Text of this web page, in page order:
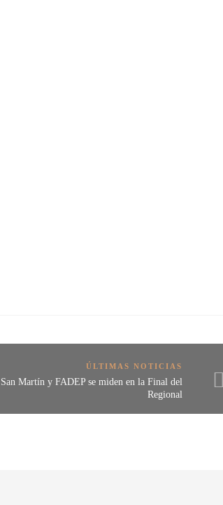
ÚLTIMAS NOTICIAS
San Martín y FADEP se miden en la Final del
Regional